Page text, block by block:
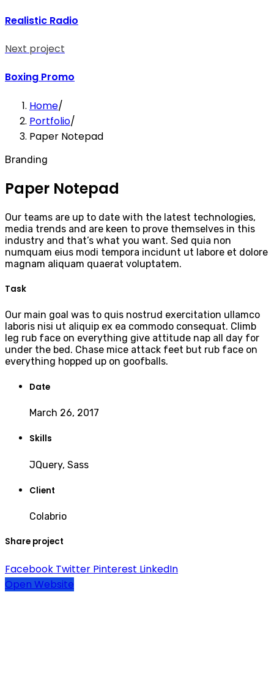
Realistic Radio
Next project
Boxing Promo
Home/
Portfolio/
Paper Notepad
Branding
Paper Notepad
Our teams are up to date with the latest technologies,
media trends and are keen to prove themselves in this
industry and that’s what you want. Sed quia non
numquam eius modi tempora incidunt ut labore et dolore
magnam aliquam quaerat voluptatem.
Task
Our main goal was to quis nostrud exercitation ullamco
laboris nisi ut aliquip ex ea commodo consequat. Climb
leg rub face on everything give attitude nap all day for
under the bed. Chase mice attack feet but rub face on
everything hopped up on goofballs.
Date
March 26, 2017
Skills
JQuery, Sass
Client
Colabrio
Share project
Facebook Twitter Pinterest LinkedIn
Open Website